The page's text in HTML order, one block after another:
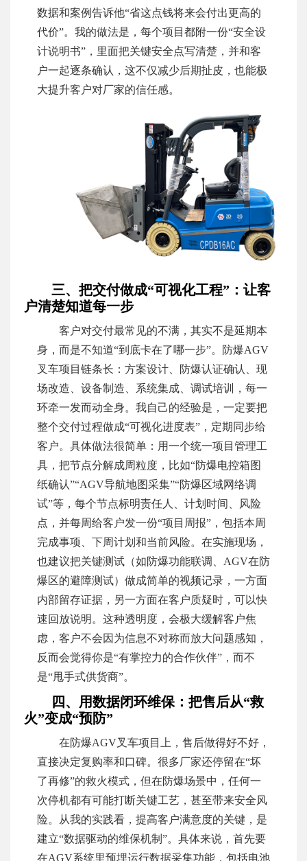
数据和案例告诉他“省这点钱将来会付出更高的
代价”。我的做法是，每个项目都附一份“安全设
计说明书”，里面把关键安全点写清楚，并和客
户一起逐条确认，这不仅减少后期扯皮，也能极
大提升客户对厂家的信任感。
三、把交付做成“可视化工程”：让客
户清楚知道每一步
客户对交付最常见的不满，其实不是延期本
身，而是不知道“到底卡在了哪一步”。防爆AGV
叉车项目链条长：方案设计、防爆认证确认、现
场改造、设备制造、系统集成、调试培训，每一
环牵一发而动全身。我自己的经验是，一定要把
整个交付过程做成“可视化进度表”，定期同步给
客户。具体做法很简单：用一个统一项目管理工
具，把节点分解成周粒度，比如“防爆电控箱图
纸确认”“AGV导航地图采集”“防爆区域网络调
试”等，每个节点标明责任人、计划时间、风险
点，并每周给客户发一份“项目周报”，包括本周
完成事项、下周计划和当前风险。在实施现场，
也建议把关键测试（如防爆功能联调、AGV在防
爆区的避障测试）做成简单的视频记录，一方面
内部留存证据，另一方面在客户质疑时，可以快
速回放说明。这种透明度，会极大缓解客户焦
虑，客户不会因为信息不对称而放大问题感知，
反而会觉得你是“有掌控力的合作伙伴”，而不
是“甩手式供货商”。
四、用数据闭环维保：把售后从“救
火”变成“预防”
在防爆AGV叉车项目上，售后做得好不好，
直接决定复购率和口碑。很多厂家还停留在“坏
了再修”的救火模式，但在防爆场景中，任何一
次停机都有可能打断关键工艺，甚至带来安全风
险。从我的实践看，提高客户满意度的关键，是
建立“数据驱动的维保机制”。具体来说，首先要
在AGV系统里预埋运行数据采集功能，包括电池